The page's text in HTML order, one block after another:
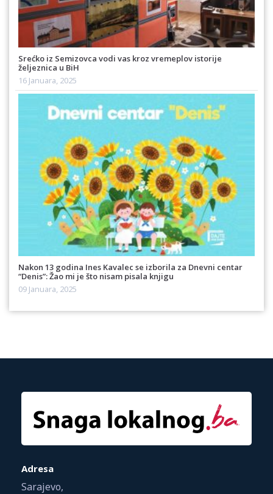
Srećko iz Semizovca vodi vas kroz vremeplov istorije
željeznica u BiH
16 Januara, 2025
Nakon 13 godina Ines Kavalec se izborila za Dnevni centar
“Denis”: Žao mi je što nisam pisala knjigu
09 Januara, 2025
Adresa
Sarajevo,